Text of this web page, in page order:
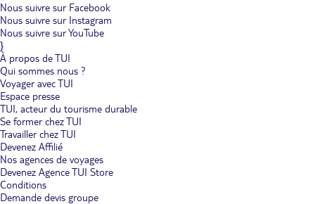
Nous suivre sur Facebook
Nous suivre sur Instagram
Nous suivre sur YouTube
}
À propos de TUI
Qui sommes nous ?
Voyager avec TUI
Espace presse
TUI, acteur du tourisme durable
Se former chez TUI
Travailler chez TUI
Devenez Affilié
Nos agences de voyages
Devenez Agence TUI Store
Conditions
Demande devis groupe